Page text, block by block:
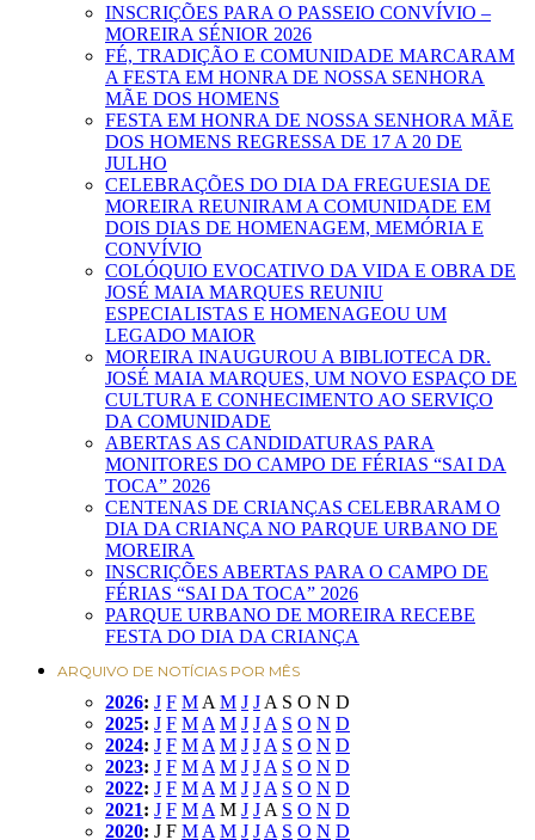
INSCRIÇÕES PARA O PASSEIO CONVÍVIO –
MOREIRA SÉNIOR 2026
FÉ, TRADIÇÃO E COMUNIDADE MARCARAM
A FESTA EM HONRA DE NOSSA SENHORA
MÃE DOS HOMENS
FESTA EM HONRA DE NOSSA SENHORA MÃE
DOS HOMENS REGRESSA DE 17 A 20 DE
JULHO
CELEBRAÇÕES DO DIA DA FREGUESIA DE
MOREIRA REUNIRAM A COMUNIDADE EM
DOIS DIAS DE HOMENAGEM, MEMÓRIA E
CONVÍVIO
COLÓQUIO EVOCATIVO DA VIDA E OBRA DE
JOSÉ MAIA MARQUES REUNIU
ESPECIALISTAS E HOMENAGEOU UM
LEGADO MAIOR
MOREIRA INAUGUROU A BIBLIOTECA DR.
JOSÉ MAIA MARQUES, UM NOVO ESPAÇO DE
CULTURA E CONHECIMENTO AO SERVIÇO
DA COMUNIDADE
ABERTAS AS CANDIDATURAS PARA
MONITORES DO CAMPO DE FÉRIAS “SAI DA
TOCA” 2026
CENTENAS DE CRIANÇAS CELEBRARAM O
DIA DA CRIANÇA NO PARQUE URBANO DE
MOREIRA
INSCRIÇÕES ABERTAS PARA O CAMPO DE
FÉRIAS “SAI DA TOCA” 2026
PARQUE URBANO DE MOREIRA RECEBE
FESTA DO DIA DA CRIANÇA
ARQUIVO DE NOTÍCIAS POR MÊS
2026: J F M A M J J A S O N D
2025: J F M A M J J A S O N D
2024: J F M A M J J A S O N D
2023: J F M A M J J A S O N D
2022: J F M A M J J A S O N D
2021: J F M A M J J A S O N D
2020: J F M A M J J A S O N D